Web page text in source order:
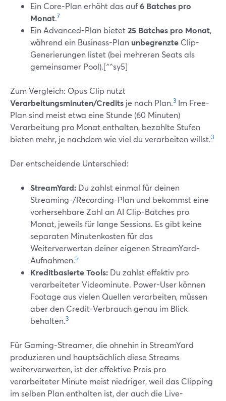
Ein Core-Plan erhöht das auf6 Batches pro
Monat.7
Ein Advanced-Plan bietet25 Batches pro Monat,
während ein Business-Plan unbegrenzte Clip-
Generierungen listet (bei mehreren Seats als
gemeinsamer Pool).[^^sy5]
Zum Vergleich: Opus Clip nutzt
Verarbeitungsminuten/Credits je nach Plan.3 Im Free-
Plan sind meist etwa eine Stunde (60 Minuten)
Verarbeitung pro Monat enthalten, bezahlte Stufen
bieten mehr, je nachdem wie viel du verarbeiten willst.3
Der entscheidende Unterschied:
StreamYard: Du zahlst einmal für deinen
Streaming-/Recording-Plan und bekommst eine
vorhersehbare Zahl an AI Clip-Batches pro
Monat, jeweils für lange Sessions. Es gibt keine
separaten Minutenkosten für das
Weiterverwerten deiner eigenen StreamYard-
Aufnahmen.5
Kreditbasierte Tools: Du zahlst effektiv pro
verarbeiteter Videominute. Power-User können
Footage aus vielen Quellen verarbeiten, müssen
aber den Credit-Verbrauch genau im Blick
behalten.3
Für Gaming-Streamer, die ohnehin in StreamYard
produzieren und hauptsächlich diese Streams
weiterverwerten, ist der effektive Preis pro
verarbeiteter Minute meist niedriger, weil das Clipping
im selben Plan enthalten ist, der auch die Live-